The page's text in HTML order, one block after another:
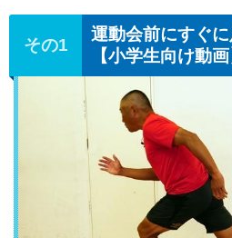
運動会前にすぐ
【小学生向け動画